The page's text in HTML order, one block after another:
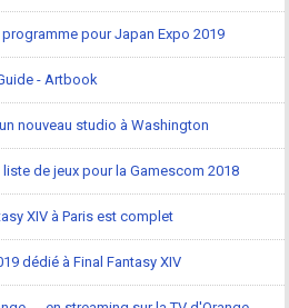
pour Japan Expo 2019
- Artbook
nouveau studio à Washington
de jeux pour la Gamescom 2018
XIV à Paris est complet
dédié à Final Fantasy XIV